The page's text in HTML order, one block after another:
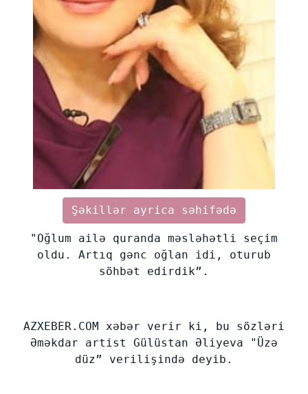
Şəkillər ayrica səhifədə
"Oğlum ailə quranda məsləhətli seçim
oldu. Artıq gənc oğlan idi, oturub
söhbət edirdik”.
AZXEBER.COM xəbər verir ki, bu sözləri
Əməkdar artist Gülüstan Əliyeva "Üzə
düz” verilişində deyib.